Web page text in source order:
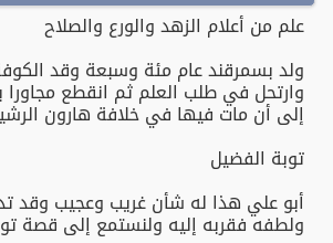
علم من أعلام الزهد والورع والصلاح
ولد بسمرقند عام مئة وسبعة وقد
وارتحل في طلب العلم ثم انقطع
إلى أن مات فيها في خلافة هارون
توبة الفضيل
أبو علي هذا له شأن غريب وعجيب وقد
ولطفه فقربه إليه ولنستمع إلى قصة